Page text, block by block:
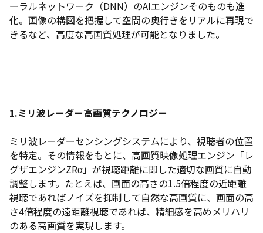
ーラルネットワーク（DNN）のAIエンジンそのものも進
化。画像の構図を把握して空間の奥行きをリアルに再現で
きるなど、高度な高画質処理が可能となりました。
1.ミリ波レーダー高画質テクノロジー
ミリ波レーダーセンシングシステムにより、視聴者の位置
を特定。その情報をもとに、高画質映像処理エンジン「レ
グザエンジンZRα」が視聴距離に即した適切な画質に自動
調整します。たとえば、画面の高さの1.5倍程度の近距離
視聴であればノイズを抑制して自然な高画質に、画面の高
さ4倍程度の遠距離視聴であれば、精細感を高めメリハリ
のある高画質を実現します。